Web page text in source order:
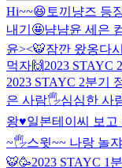
Hi~~😆 토끼냥즈 등
내기🤩냠냠윤 세은
윤><🐯잠깐 왔옹다
먹자🙌 2023 STAYC
2023 STAYC 2분기
은 사람🖐심심한 사
왕♥️일본테이씨 보
~🖐스윗~~ 나랑 놀
🐯🥳2023 STAYC 1